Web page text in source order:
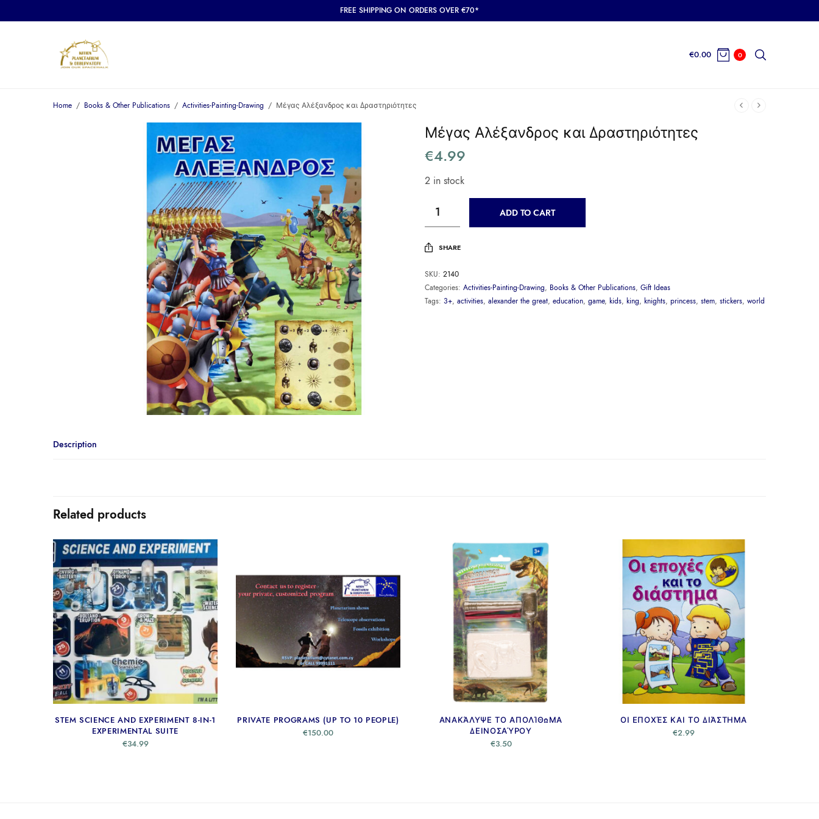
FREE SHIPPING ON ORDERS OVER €70*
€0.00 0
Home / Books & Other Publications / Activities-Painting-Drawing / Μέγας Αλέξανδρος και Δραστηριότητες
Μέγας Αλέξανδρος και Δραστηριότητες
€4.99
2 in stock
ADD TO CART
SHARE
SKU: 2140
Categories: Activities-Painting-Drawing, Books & Other Publications, Gift Ideas
Tags: 3+, activities, alexander the great, education, game, kids, king, knights, princess, stem, stickers, world
Description
Related products
STEM SCIENCE AND EXPERIMENT 8-IN-1
EXPERIMENTAL SUITE
€34.99
PRIVATE PROGRAMS (UP TO 10 PEOPLE)
€150.00
ΑΝΑΚΆΛΥΨΕ ΤΟ ΑΠΟΛΊΘΩΜΑ
ΔΕΙΝΟΣΑΎΡΟΥ
€3.50
ΟΙ ΕΠΟΧΈΣ ΚΑΙ ΤΟ ΔΙΆΣΤΗΜΑ
€2.99